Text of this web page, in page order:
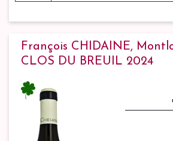
François CHIDAINE,
CLOS DU BREUIL 2024